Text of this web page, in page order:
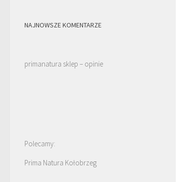
NAJNOWSZE KOMENTARZE
primanatura sklep – opinie
Polecamy:
Prima Natura Kołobrzeg